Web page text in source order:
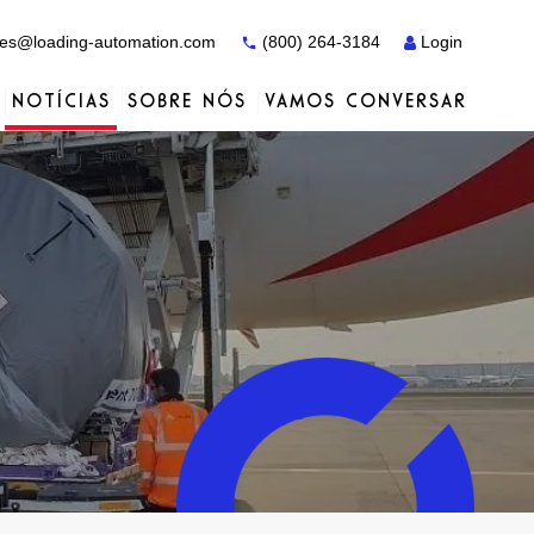
automation.com (800) 264-3184 Login
Estudos de caso Serviços
Estudos de caso Serviços
Serviços
NOTÍCIAS SOBRE NÓS
Distribuidores Actiw
VAMOS CONVERSAR